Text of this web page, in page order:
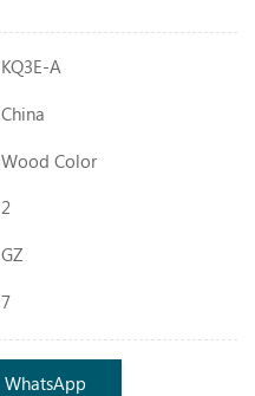
KQ3E-A
China
Wood Color
2
GZ
7
WhatsApp